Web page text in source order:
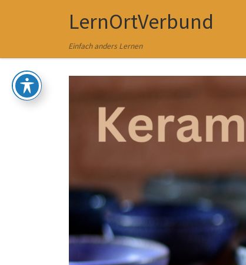
Zum Inhalt springenLernOrtVerbund
Einfach anders Lernen